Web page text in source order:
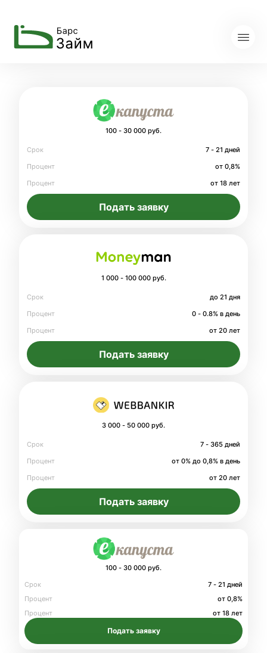
100 - 30 000 руб.
Срок
7 - 21 дней
Процент
от 0,8%
Процент
от 18 лет
Подать заявку
1 000 - 100 000 руб.
Срок
до 21 дня
Процент
0 - 0.8% в день
Процент
от 20 лет
Подать заявку
3 000 - 50 000 руб.
Срок
7 - 365 дней
Процент
от 0% до 0,8% в день
Процент
от 20 лет
Подать заявку
100 - 30 000 руб.
Срок
7 - 21 дней
Процент
от 0,8%
Процент
от 18 лет
Подать заявку